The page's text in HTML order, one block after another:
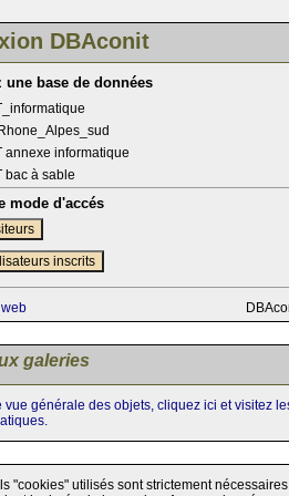
DBAconit
une base de données
annexe informatique
bac à sable
mode d'accés
inscrits
galeries
vue générale des objets, cliquez ici et visitez
"cookies" utilisés sont strictement